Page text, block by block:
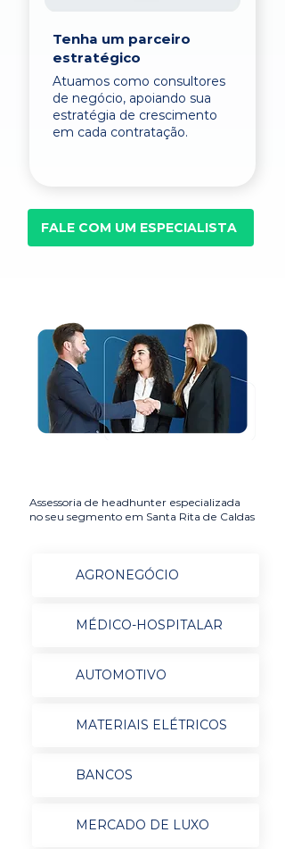
Tenha um parceiro
estratégico
Atuamos como consultores
de negócio, apoiando sua
estratégia de crescimento
em cada contratação.
FALE COM UM ESPECIALISTA
Assessoria de headhunter especializada
no seu segmento em Santa Rita de Caldas
AGRONEGÓCIO
MÉDICO-HOSPITALAR
AUTOMOTIVO
MATERIAIS ELÉTRICOS
BANCOS
MERCADO DE LUXO